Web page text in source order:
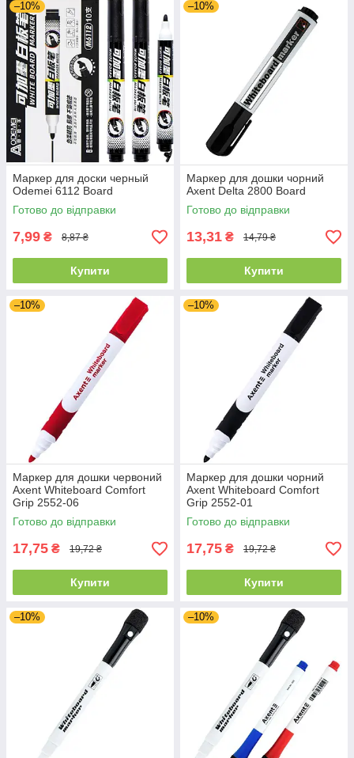
–10%
Маркер для доски черный
Odemei 6112 Board
Готово до відправки
7,99 ₴ 8,87 ₴
Купити
–10%
Маркер для дошки чорний
Axent Delta 2800 Board
Готово до відправки
13,31 ₴ 14,79 ₴
Купити
–10%
Маркер для дошки червоний
Axent Whiteboard Comfort
Grip 2552-06
Готово до відправки
17,75 ₴ 19,72 ₴
Купити
–10%
Маркер для дошки чорний
Axent Whiteboard Comfort
Grip 2552-01
Готово до відправки
17,75 ₴ 19,72 ₴
Купити
–10% –10%